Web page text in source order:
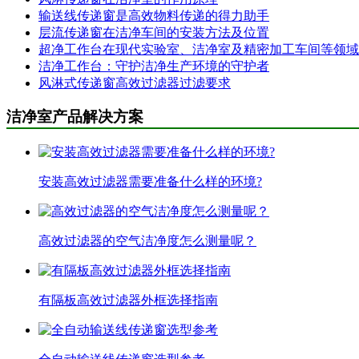
输送线传递窗是高效物料传递的得力助手
层流传递窗在洁净车间的安装方法及位置
超净工作台在现代实验室、洁净室及精密加工车间等领
洁净工作台：守护洁净生产环境的守护者
风淋式传递窗高效过滤器过滤要求
洁净室产品解决方案
安装高效过滤器需要准备什么样的环境?
高效过滤器的空气洁净度怎么测量呢？
有隔板高效过滤器外框选择指南